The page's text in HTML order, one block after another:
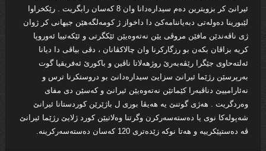
ئیرانێ كر بزویترین ده‌م سیداره‌دانا وان 8 كه‌سان رابگریت . رێكخراوا
لێبورینا ده‌وله‌تى دبه‌یاننامه‌كێ دا داخواز ژ كومه‌لگه‌هێن جیهانى كر ژوان
ژى ناڤه‌ندێن مافێن مروڤی یێن نه‌ته‌وه‌یێن ئێكگرتى و ئێكه‌تییا ئه‌وروپا
كریه‌ بزاڤان بكه‌ن بو رزگاركرنا وان چالاكڤانان ، دڤى بیاڤى دا دیانا
ئه‌لته‌حاوى جێگرا رێڤه‌به‌رێ روژهه‌لاتا ناڤین و باكورێ ئه‌فریقیا گوت
به‌رپرسێن رژێما ئیرانێ سزایێ سیداره‌دانێ بو دروستكرنا ترس و
نه‌ئارامییێ دناڤبه‌را كێماتێن نه‌ته‌وه‌یێن ئیرانێ و كه‌سێن دى مفاى
وه‌ردگریت . هه‌ژى گوتنێ یه‌ هه‌یڤا بورى ل باژێرێن كوردستانا ئیرانێ
شه‌پوله‌كا نوى یا ده‌سته‌سه‌ركرن وگرتنا وه‌لاتیێن كورد ژلایێ رژێما ئیرانێ
ڤه‌ ده‌ستپێكرییه‌ و هه‌تا نوكه‌ زێده‌ترى 120 كه‌سان ده‌سته‌سه‌ركرینه.‌